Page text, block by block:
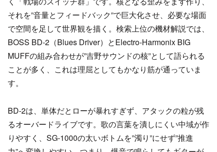
それを”音量とフィードバック”で巨大化させ、必要な場面
で空間を足して世界観を描く。検索上位の機材解説では、
BOSS BD-2（Blues Driver）とElectro-Harmonix BIG
MUFFの組み合わせが”吉野サウンドの核”として語られる
ことが多く、これは理屈としてもかなり筋が通っていま
す。
BD-2は、単体だとローが暴れすぎず、アタックの粒が残
るオーバードライブです。歌の言葉を潰しにくい中域が作
りやすく、SG-1000の太いボトムを”濁り”にせず”推進